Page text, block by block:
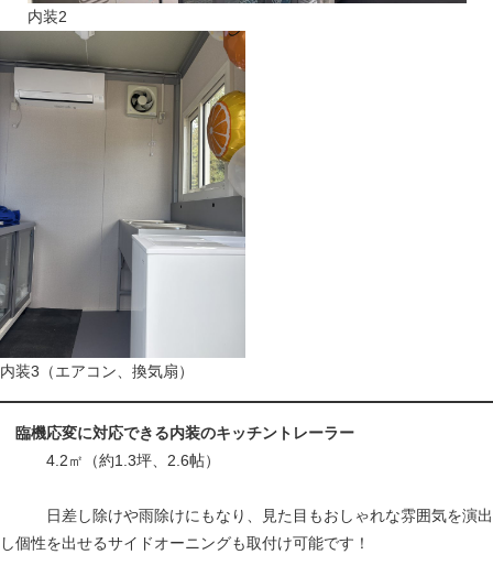
内装2
内装3（エアコン、換気扇）
臨機応変に対応できる内装のキッチントレーラー
4.2㎡（約1.3坪、2.6帖）
日差し除けや雨除けにもなり、見た目もおしゃれな雰囲気を演出
し個性を出せるサイドオーニングも取付け可能です！